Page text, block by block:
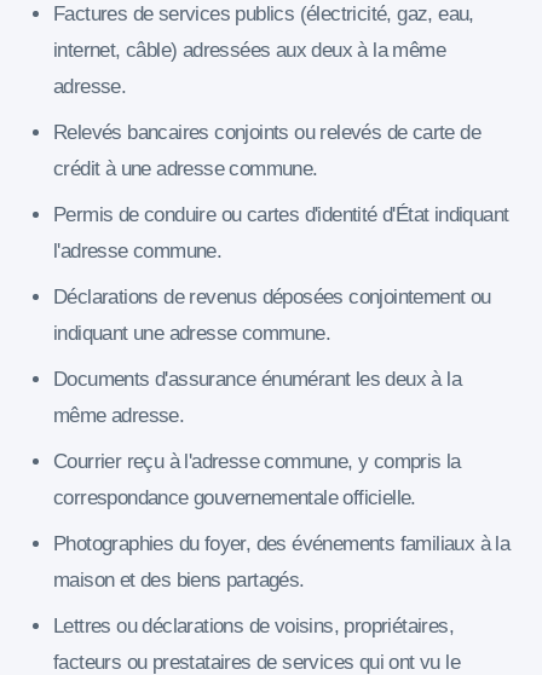
Factures de services publics (électricité, gaz, eau,
internet, câble) adressées aux deux à la même
adresse.
Relevés bancaires conjoints ou relevés de carte de
crédit à une adresse commune.
Permis de conduire ou cartes d'identité d'État indiquant
l'adresse commune.
Déclarations de revenus déposées conjointement ou
indiquant une adresse commune.
Documents d'assurance énumérant les deux à la
même adresse.
Courrier reçu à l'adresse commune, y compris la
correspondance gouvernementale officielle.
Photographies du foyer, des événements familiaux à la
maison et des biens partagés.
Lettres ou déclarations de voisins, propriétaires,
facteurs ou prestataires de services qui ont vu le